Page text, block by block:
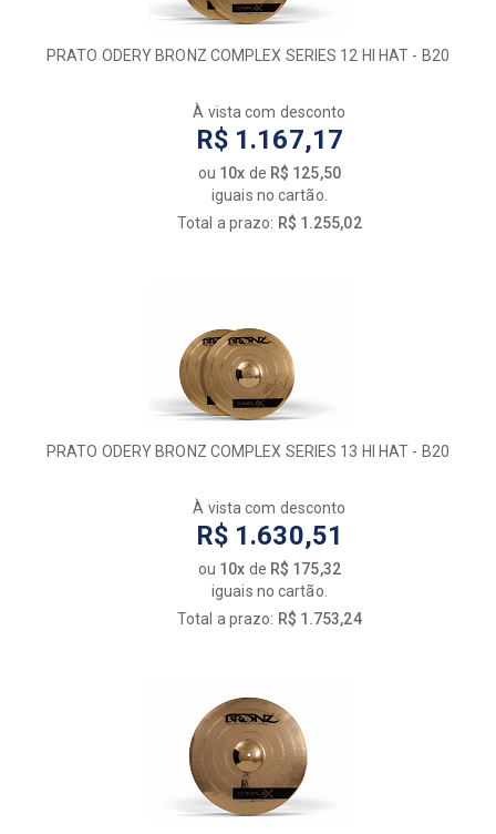
PRATO ODERY BRONZ COMPLEX SERIES 12 HI HAT - B20
À vista com desconto
R$ 1.167,17
ou 10x de R$ 125,50
iguais no cartão.
Total a prazo: R$ 1.255,02
PRATO ODERY BRONZ COMPLEX SERIES 13 HI HAT - B20
À vista com desconto
R$ 1.630,51
ou 10x de R$ 175,32
iguais no cartão.
Total a prazo: R$ 1.753,24